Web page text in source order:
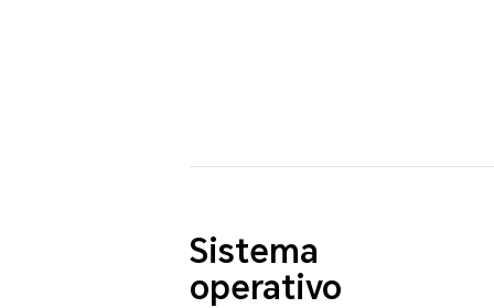
Sistema
operativo